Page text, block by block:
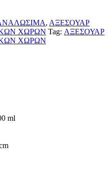
, ΑΞΕΣΟΥΑΡ
ΚΩΝ ΧΩΡΩΝ Tag: ΑΞΕΣΟΥΑΡ
ΚΩΝ ΧΩΡΩΝ
ml